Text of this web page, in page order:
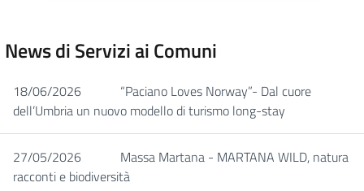
News di Servizi ai Comuni
18/06/2026
“Paciano Loves Norway”- Dal cuore
dell’Umbria un nuovo modello di turismo long-stay
27/05/2026
Massa Martana - MARTANA WILD, natura
racconti e biodiversità